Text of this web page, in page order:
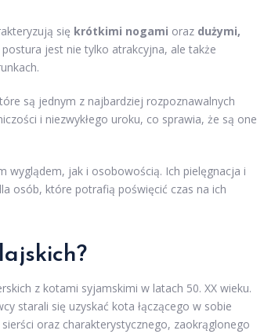
się krótkimi nogami oraz dużymi,
jest nie tylko atrakcyjna, ale także
są jednym z najbardziej rozpoznawalnych
i niezwykłego uroku, co sprawia, że są one
jak i osobowością. Ich pielęgnacja i
osób, które potrafią poświęcić czas na ich
z kotami syjamskimi w latach 50. XX wieku.
starali się uzyskać kota łączącego w sobie
oraz charakterystycznego, zaokrąglonego